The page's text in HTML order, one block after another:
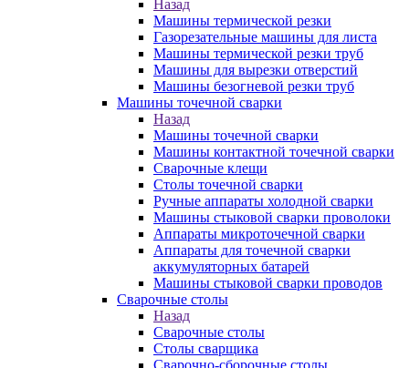
Назад
Машины термической резки
Газорезательные машины для листа
Машины термической резки труб
Машины для вырезки отверстий
Машины безогневой резки труб
Машины точечной сварки
Назад
Машины точечной сварки
Машины контактной точечной сварки
Сварочные клещи
Столы точечной сварки
Ручные аппараты холодной сварки
Машины стыковой сварки проволоки
Аппараты микроточечной сварки
Аппараты для точечной сварки
аккумуляторных батарей
Машины стыковой сварки проводов
Сварочные столы
Назад
Сварочные столы
Столы сварщика
Сварочно-сборочные столы